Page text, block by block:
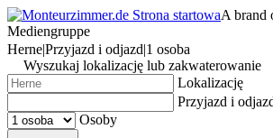
A brand
Mediengruppe
Herne|Przyjazd i odjazd|1 osoba
Wyszukaj lokalizację lub zakwaterowanie
Lokalizację
Przyjazd i
Osoby